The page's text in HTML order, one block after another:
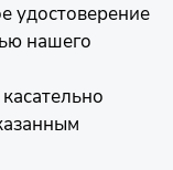
удостоверение
нашего